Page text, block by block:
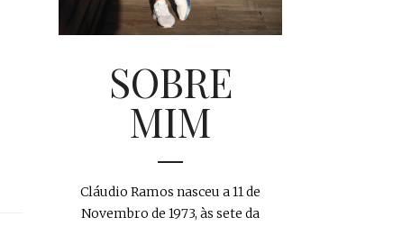
SOBRE
MIM
Cláudio Ramos nasceu a 11 de
Novembro de 1973, às sete da